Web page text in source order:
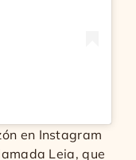
en Instagram
Leia, que